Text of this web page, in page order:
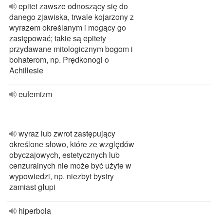
epitet zawsze odnoszący się do
danego zjawiska, trwale kojarzony z
wyrazem określanym i mogący go
zastępować; takie są epitety
przydawane mitologicznym bogom i
bohaterom, np. Prędkonogi o
Achillesie
eufemizm
wyraz lub zwrot zastępujący
określone słowo, które ze względów
obyczajowych, estetycznych lub
cenzuralnych nie może być użyte w
wypowiedzi, np. niezbyt bystry
zamiast głupi
hiperbola